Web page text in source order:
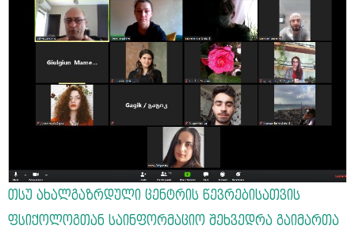
თსუ ახალგაზრდული ცენტრის წევრებისათვის
ფსიქოლოგთან საინფორმაციო შეხვედრა გაიმართა